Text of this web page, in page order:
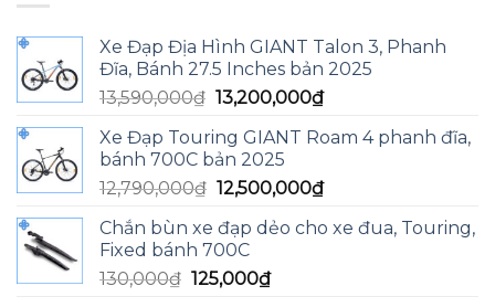
Xe Đạp Địa Hình GIANT Talon 3, Phanh
Đĩa, Bánh 27.5 Inches bản 2025
13,590,000₫ Giá
là:
13,590,000₫.
13,200,000₫Giá
tại
13,200,000₫.
Xe Đạp Touring GIANT Roam 4 phanh đĩa,
bánh 700C bản 2025
12,790,000₫ Giá
là:
12,790,000₫.
12,500,000₫Giá
tại
Chắn bùn xe đạp dẻo cho xe đua, Touring,
Fixed bánh 700C
130,000₫ Giá
125,000₫Giá